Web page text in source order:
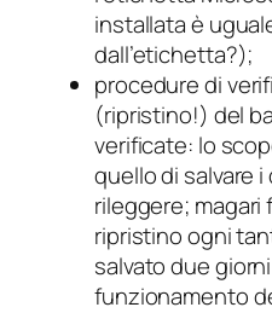
installata è
dall’etichetta?);
procedure di
(ripristino!) del
verificate: lo
quello di salvare
rileggere;
ripristino ogni
salvato due
funzionamento